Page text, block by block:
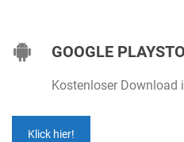
GOOGLE
Kostenloser Download
Klick hier!